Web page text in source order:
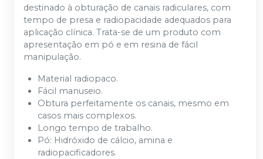
destinado à obturação de canais radiculares, com
tempo de presa e radiopacidade adequados para
aplicação clínica. Trata-se de um produto com
apresentação em pó e em resina de fácil
manipulação.
Material radiopaco.
Fácil manuseio.
Obtura perfeitamente os canais, mesmo em
casos mais complexos.
Longo tempo de trabalho.
Pó: Hidróxido de cálcio, amina e
radiopacificadores.